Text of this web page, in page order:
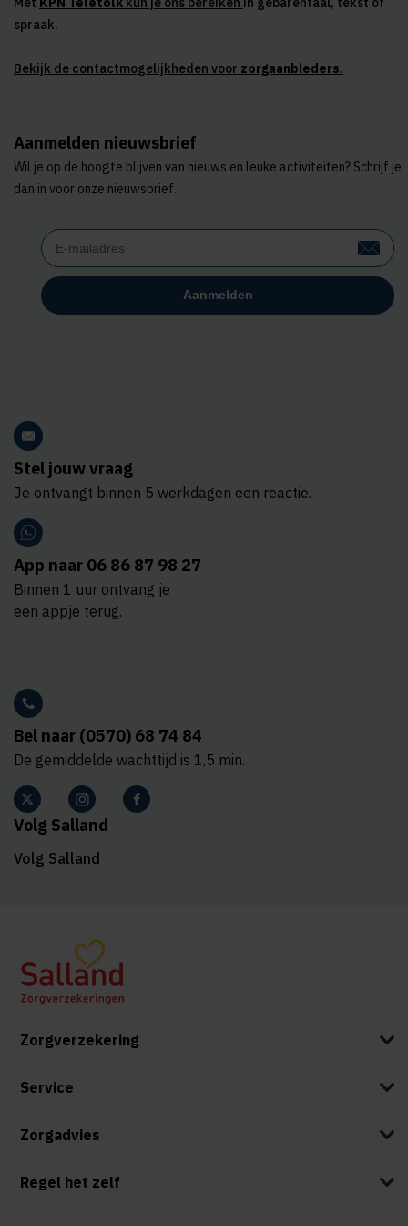
spraak.
Bekijk de contactmogelijkheden voor zorgaanbieders.
Aanmelden nieuwsbrief
Wil je op de hoogte blijven van nieuws en leuke activiteiten? Schrijf je
dan in voor onze nieuwsbrief.
Stel jouw vraag
Je ontvangt binnen 5 werkdagen een reactie.
App naar 06 86 87 98 27
Binnen 1 uur ontvang je
een appje terug.
Bel naar (0570) 68 74 84
De gemiddelde wachttijd is 1,5 min.
Volg Salland
Volg Salland
Zorgverzekering
Service
Zorgadvies
Regel het zelf